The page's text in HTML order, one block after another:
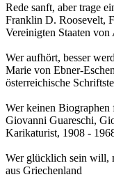
Rede sanft, aber trage
Franklin D. Roosevelt,
Vereinigten Staaten
Wer aufhört, besser
Marie von Ebner-
österreichische
Wer keinen Biographen
Giovanni Guareschi,
Karikaturist, 1908 -
Wer glücklich sein will,
aus Griechenland